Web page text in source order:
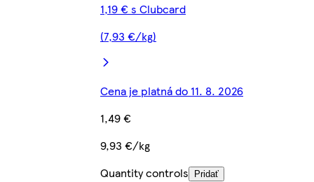
1,19 € s Clubcard
(7,93 €/kg)
Cena je platná do 11. 8. 2026
1,49 €
9,93 €/kg
Quantity controls
Pridať